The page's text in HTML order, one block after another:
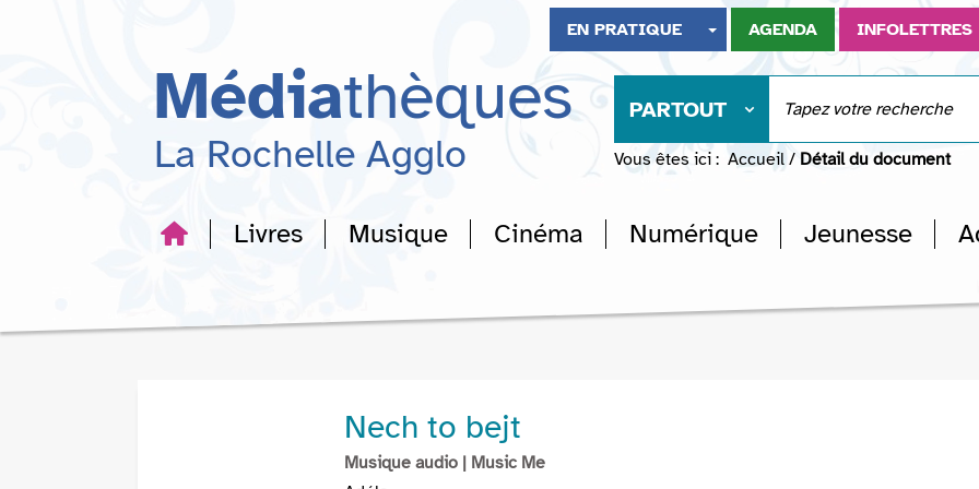
recherche
EN PRATIQUE AGENDA INFOLETTRES
Médiathèques
La Rochelle Agglo
PARTOUT
Vous êtes ici : Accueil / Détail du document
Livres Musique Cinéma Numérique Jeunesse
Nech to bejt
Musique audio | Music Me